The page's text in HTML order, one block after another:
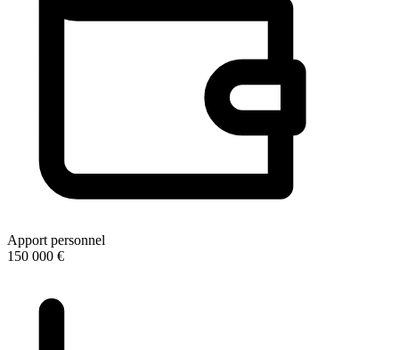
Apport personnel
150 000 €